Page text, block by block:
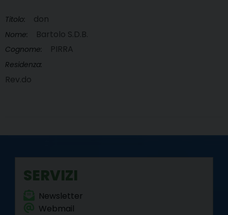
Titolo: don
Nome: Bartolo S.D.B.
Cognome: PIRRA
Residenza:
Rev.do
SERVIZI
Newsletter
Webmail